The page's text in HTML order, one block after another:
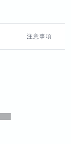
注意事項